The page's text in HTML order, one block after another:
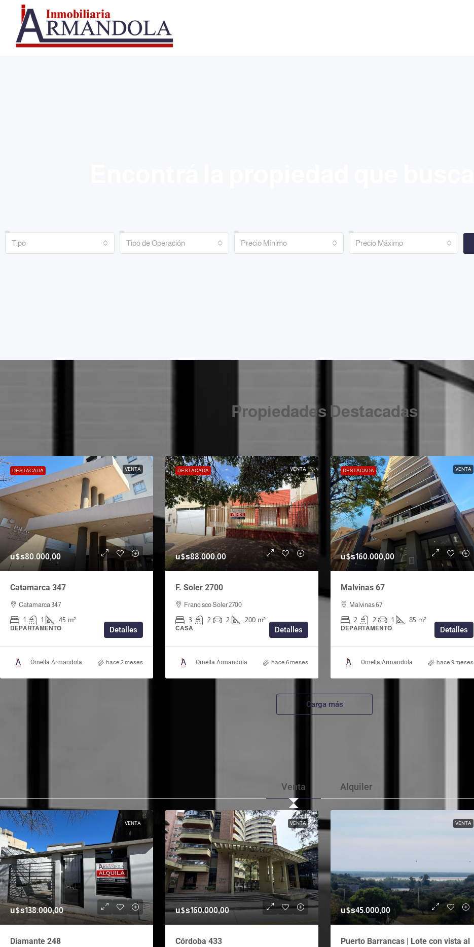
Tipo Tipo de Operación Precio Mínimo Precio Máximo
Propiedades Destacadas
DESTACADA VENTA
u$s80.000,00
Catamarca 347
Catamarca 347
1 1 45 m²
DEPARTAMENTO Detalles
Ornella Armandola hace 2 meses
DESTACADA VENTA
u$s88.000,00
F. Soler 2700
Francisco Soler 2700
3 2 2 200 m²
CASA Detalles
Ornella Armandola hace 6 meses
DESTACADA VENTA
u$s160.000,00
Malvinas 67
Malvinas 67
2 2 1 85 m²
DEPARTAMENTO Detalles
Ornella Armandola hace 9 meses
Carga más
Venta Alquiler
VENTA
u$s138.000,00
Diamante 248
VENTA
u$s160.000,00
Córdoba 433
VENTA
u$s45.000,00
Puerto Barrancas | Lote con vista al